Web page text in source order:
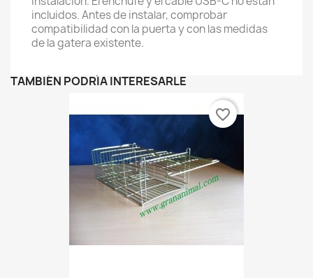
incluidos. Antes de instalar, comprobar
compatibilidad con la puerta y con las medidas
de la gatera existente.
TAMBIÉN PODRÍA INTERESARLE
favorite_border